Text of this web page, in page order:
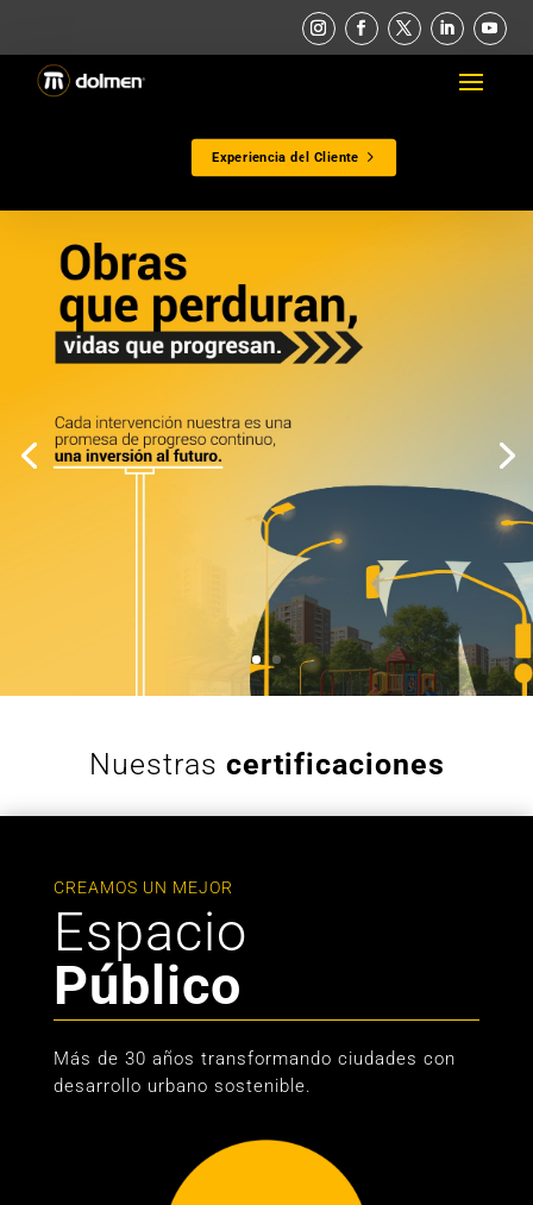
Experiencia del Cliente
Nuestras certificaciones
CREAMOS UN MEJOR
Espacio
Público
Más de 30 años transformando ciudades con
desarrollo urbano sostenible.